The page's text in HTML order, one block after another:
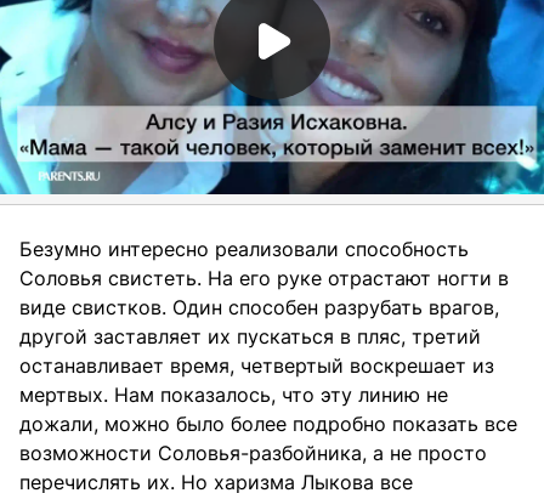
Безумно интересно реализовали способность
Соловья свистеть. На его руке отрастают ногти в
виде свистков. Один способен разрубать врагов,
другой заставляет их пускаться в пляс, третий
останавливает время, четвертый воскрешает из
мертвых. Нам показалось, что эту линию не
дожали, можно было более подробно показать все
возможности Соловья-разбойника, а не просто
перечислять их. Но харизма Лыкова все